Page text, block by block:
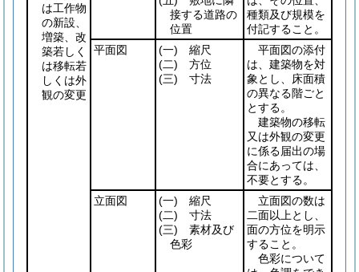
は工作物
の新設、
増築、改
築若しく
は移転若
しくは外
観の変更
接する道路の
位置
種類及び規模を
付記すること。
平面図
(一) 縮尺
(二) 方位
(三) 寸法
平面図の添付
は、建築物を対
象とし、床面積
の異なる階ごと
とする。
建築物の移転
又は外観の変更
に係る届出の場
合にあっては、
不要とする。
立面図
(一) 縮尺
(二) 寸法
(三) 素材及び
色彩
立面図の数は
二面以上とし、
面の方位を明示
すること。
色彩について